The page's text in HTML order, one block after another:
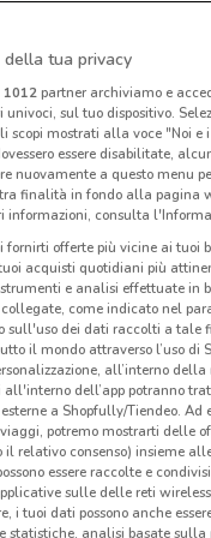
Manuello
Scade il 31/12
Hervit
Scade il 22/09
della tua privacy
1012partner archiviamo e
sul tuo dispositivo.
scopi mostrati alla voce "Noi
essere disabilitate,
nuovamente a questo menu
finalità in fondo alla pagina
informazioni, consulta
fornirti offerte più vicine ai tuoi
acquisti quotidiani più
e analisi effettuate
come indicato nel
sull'uso dei dati raccolti a tale
il mondo attraverso l’uso di
all’interno
all'interno dell’app potranno
a Shopfully/Tiendeo.
potremo mostrarti delle
il relativo consenso) insieme
essere raccolte e
sulle delle reti
i tuoi dati possono anche
statistiche, analisi basate